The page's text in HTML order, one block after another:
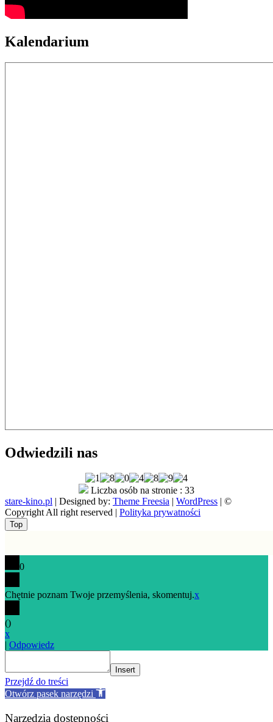
Kalendarium
Odwiedzili nas
Liczba osób na stronie : 33
stare-kino.pl | Designed by: Theme Freesia | WordPress | ©
Copyright All right reserved | Polityka prywatności
Go
to
Top
0
Chętnie poznam Twoje przemyślenia, skomentuj.x
()
x
| Odpowiedz
Insert
Przejdź do treści
Otwórz pasek narzędzi
Narzędzia dostępności